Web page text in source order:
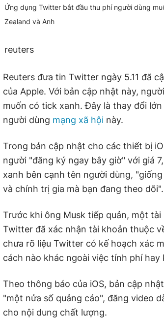
Ứng dụng Twitter bắt đầu thu phí người dùng
Zealand và Anh
reuters
Reuters đưa tin Twitter ngày 5.11 đã
của Apple. Với bản cập nhật này,
muốn có tick xanh. Đây là thay đổi
người dùng mạng xã hội này.
Trong bản cập nhật cho các thiết bị
người "đăng ký ngay bây giờ" với giá
xanh bên cạnh tên người dùng,
và chính trị gia mà bạn đang theo dõi".
Trước khi ông Musk tiếp quản, một
Twitter đã xác nhận tài khoản thuộc
chưa rõ liệu Twitter có kế hoạch xác
cách nào khác ngoài việc tính phí hay
Theo thông báo của iOS, bản cập
"một nửa số quảng cáo", đăng video
cho nội dung chất lượng.